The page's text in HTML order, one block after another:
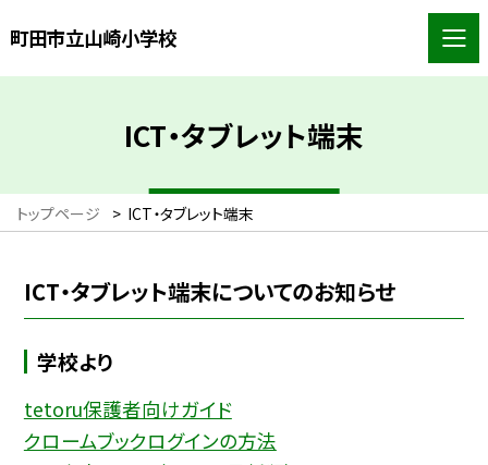
町田市立山崎小学校
ICT・タブレット端末
トップページ > ICT・タブレット端末
ICT・タブレット端末についてのお知らせ
学校より
tetoru保護者向けガイド
クロームブックログインの方法